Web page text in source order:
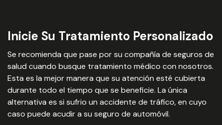
Inicie Su Tratamiento Personalizado
Se recomienda que pase por su compañía de seguros de
salud cuando busque tratamiento médico con nosotros.
Esta es la mejor manera que su atención esté cubierta
durante todo el tiempo que se beneficie. La única
alternativa es si sufrio un accidente de tráfico, en cuyo
caso puede acudir a su seguro de automóvil.